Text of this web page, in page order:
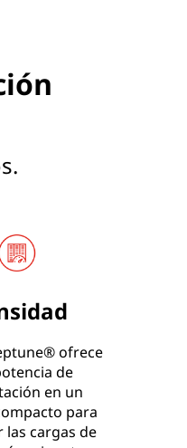
ofrece
de
en un
para
las cargas de